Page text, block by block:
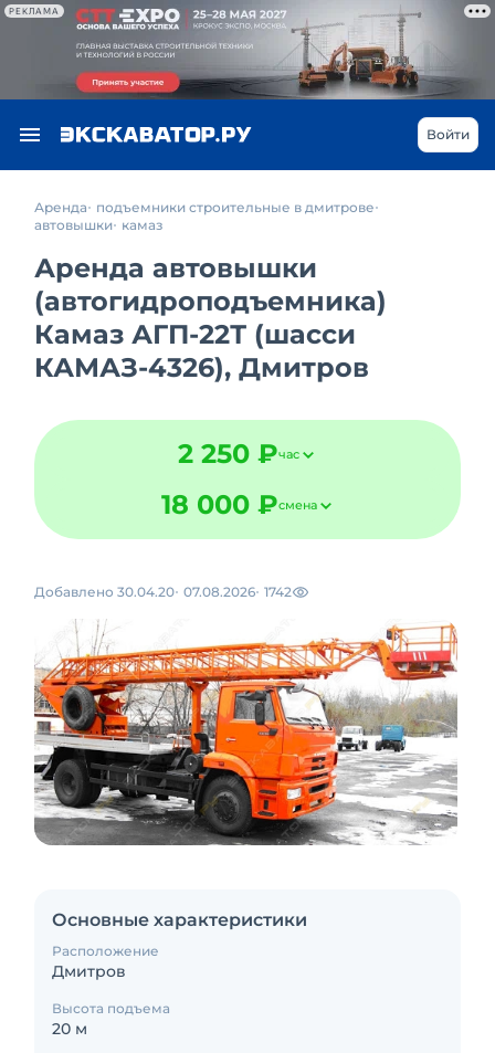
РЕКЛАМА
Войти
Аренда
подъемники строительные в дмитрове
автовышки камаз
Аренда автовышки
(автогидроподъемника)
Камаз АГП-22Т (шасси
КАМАЗ-4326), Дмитров
2 250 ₽час
18 000 ₽смена
Добавлено 30.04.20 07.08.2026 1742
Основные характеристики
Расположение
Дмитров
Высота подъема
20 м